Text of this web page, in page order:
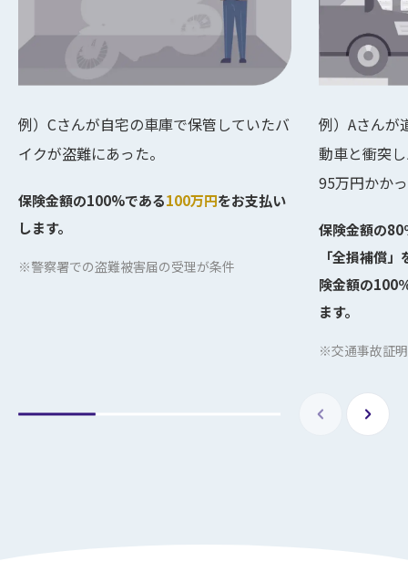
例）Cさんが自宅の車庫で保管していたバ
イクが盗難にあった。
保険金額の100%である100万円をお支払い
します。
※警察署での盗難被害届の受理が条件
例）Aさんが
動車と衝突
95万円かか
保険金額の80
「全損補償
険金額の100
ます。
※交通事故証